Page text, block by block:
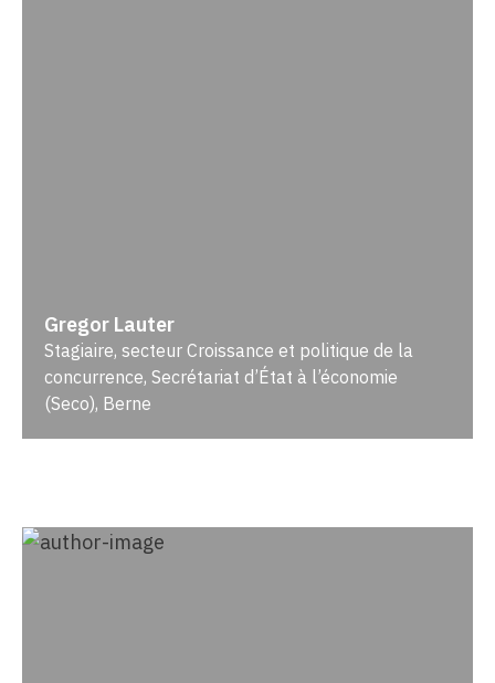
Gregor Lauter
Stagiaire, secteur Croissance et politique de la
concurrence, Secrétariat d’État à l’économie
(Seco), Berne